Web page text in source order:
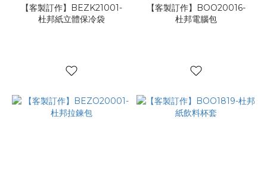
【客製訂作】BEZK21001-
杜邦紙立體保冷袋
【客製訂作】BOO20016-
杜邦電腦包